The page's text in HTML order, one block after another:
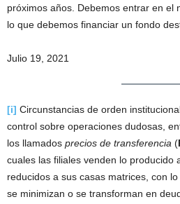
próximos años. Debemos entrar en el
lo que debemos financiar un fondo
Julio 19, 2021
[i] Circunstancias de orden
control sobre operaciones dudosas,
los llamados precios de transferencia (
cuales las filiales venden lo producido
reducidos a sus casas matrices, con
se minimizan o se transforman en